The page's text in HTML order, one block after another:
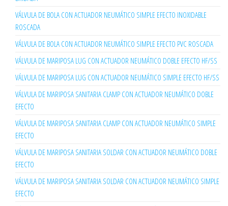
VÁLVULA DE BOLA CON ACTUADOR NEUMÁTICO SIMPLE EFECTO INOXIDABLE
ROSCADA
VÁLVULA DE BOLA CON ACTUADOR NEUMÁTICO SIMPLE EFECTO PVC ROSCADA
VÁLVULA DE MARIPOSA LUG CON ACTUADOR NEUMÁTICO DOBLE EFECTO HF/SS
VÁLVULA DE MARIPOSA LUG CON ACTUADOR NEUMÁTICO SIMPLE EFECTO HF/SS
VÁLVULA DE MARIPOSA SANITARIA CLAMP CON ACTUADOR NEUMÁTICO DOBLE
EFECTO
VÁLVULA DE MARIPOSA SANITARIA CLAMP CON ACTUADOR NEUMÁTICO SIMPLE
EFECTO
VÁLVULA DE MARIPOSA SANITARIA SOLDAR CON ACTUADOR NEUMÁTICO DOBLE
EFECTO
VÁLVULA DE MARIPOSA SANITARIA SOLDAR CON ACTUADOR NEUMÁTICO SIMPLE
EFECTO